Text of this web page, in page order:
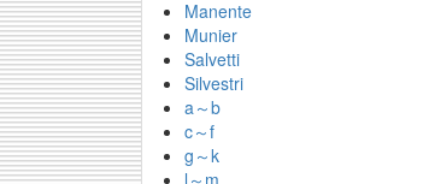
Manente
Munier
Salvetti
Silvestri
a～b
c～f
g～k
l～m